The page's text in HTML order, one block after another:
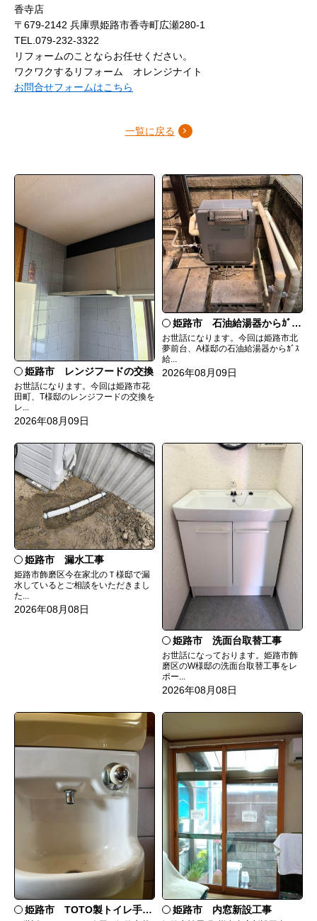
香寺店
〒679-2142 兵庫県姫路市香寺町広瀬280-1
TEL.079-232-3322
リフォームのことならお任せください。
ワクワクするリフォーム オレンジナイト
お問合せフォームはこちら
一覧に戻る
姫路市 レンジフードの交換
お世話になります。今回は姫路市花
田町、T様邸のレンジフードの交換を
レ...
2026年08月09日
姫路市 石油給湯器からｶﾞｽ給湯器へ取替
お世話になります。今回は姫路市北
夢前台、A様邸の石油給湯器からｶﾞｽ
給...
2026年08月09日
姫路市 漏水工事
姫路市飾磨区今在家北のＴ様邸で漏
水しているとご相談をいただきまし
た...
2026年08月08日
姫路市 洗面台取替工事
お世話になっております。姫路市飾
磨区のW様邸の洗面台取替工事をレ
ポー...
2026年08月08日
姫路市 TOTO製トイレ手洗いの水漏れ修理 姫路市 内窓新設工事